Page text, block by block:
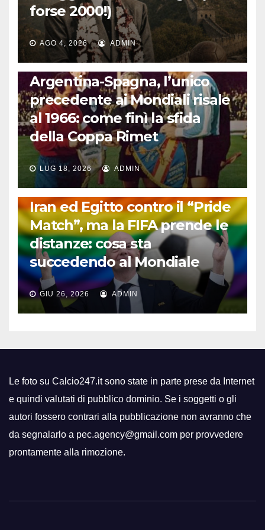
forse 2000!)
AGO 4, 2026 ADMIN
CALCIO INTERNAZIONALE
Argentina-Spagna, l’unico
precedente ai Mondiali risale
al 1966: come finì la sfida
della Coppa Rimet
LUG 18, 2026 ADMIN
FUORI DAL CAMPO: CALCIO, GOSSIP E NON SOLO
Iran ed Egitto contro il “Pride
Match”, ma la FIFA prende le
distanze: cosa sta
succedendo al Mondiale
GIU 26, 2026 ADMIN
Le foto su Calcio247.it sono state in parte prese da Internet
e quindi valutati di pubblico dominio. Se i soggetti o gli
autori fossero contrari alla pubblicazione non avranno che
da segnalarlo a pec.agency@gmail.com per provvedere
prontamente alla rimozione.